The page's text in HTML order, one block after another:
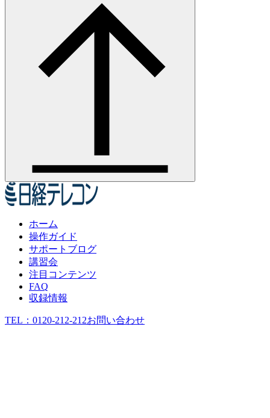
ホーム
操作ガイド
サポートブログ
講習会
注目コンテンツ
FAQ
収録情報
TEL： 0120-212-212お問い合わせ